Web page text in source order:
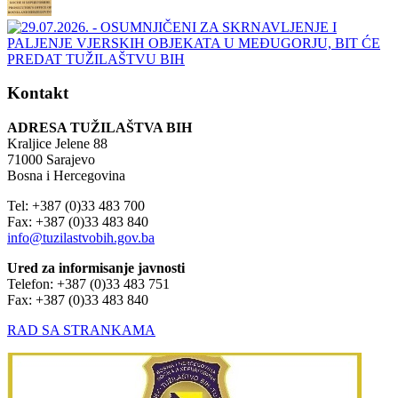
Kontakt
ADRESA TUŽILAŠTVA BIH
Kraljice Jelene 88
71000 Sarajevo
Bosna i Hercegovina
Tel: +387 (0)33 483 700
Fax: +387 (0)33 483 840
info@tuzilastvobih.gov.ba
Ured za informisanje javnosti
Telefon: +387 (0)33 483 751
Fax: +387 (0)33 483 840
RAD SA STRANKAMA